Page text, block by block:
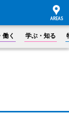
働く 学ぶ・知る